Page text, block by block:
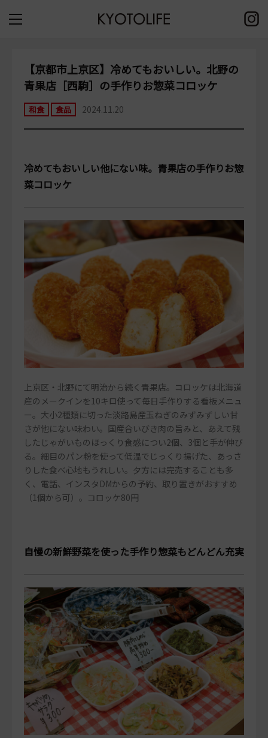
【京都市上京区】冷めてもおいしい。北野の
青果店［西駒］の手作りお惣菜コロッケ
和食 食品 2024.11.20
冷めてもおいしい他にない味。青果店の手作りお惣
菜コロッケ
上京区・北野にて明治から続く青果店。コロッケは北海道
産のメークインを10キロ使って毎日手作りする看板メニュ
ー。大小2種類に切った淡路島産玉ねぎのみずみずしい甘
さが他にない味わい。国産合いびき肉の旨みと、あえて残
したじゃがいものほっくり食感につい2個、3個と手が伸び
る。細目のパン粉を使って低温でじっくり揚げた、あっさ
りした食べ心地もうれしい。夕方には完売することも多
く、電話、インスタDMからの予約、取り置きがおすすめ
（1個から可）。コロッケ80円
自慢の新鮮野菜を使った手作り惣菜もどんどん充実